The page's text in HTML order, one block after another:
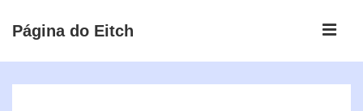
Página do Eitch